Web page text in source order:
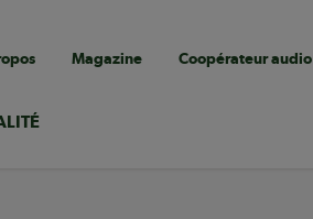
Magazine Coopérateur audio